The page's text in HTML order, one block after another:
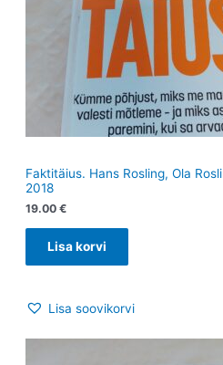
Faktitäius. Hans Rosling, Ola
2018
19.00 €
Lisa korvi
Lisa soovikorvi